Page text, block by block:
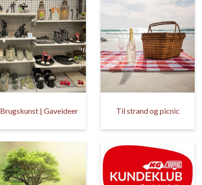
Brugskunst | Gaveideer Til strand og picnic